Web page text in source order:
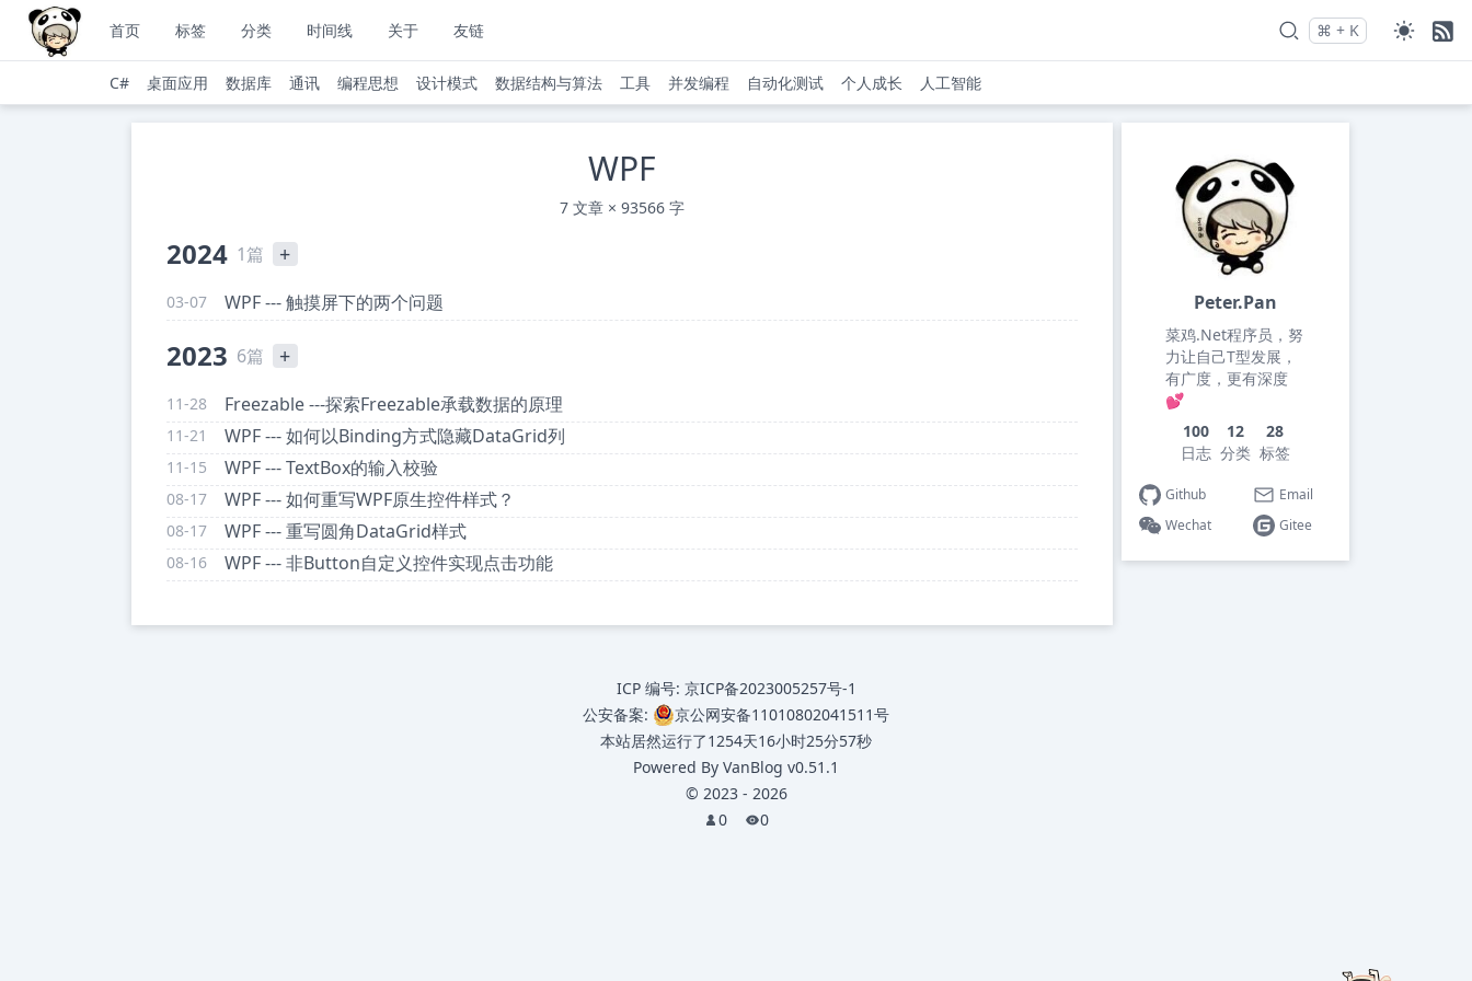
首页 标签 分类 时间线 关于 友链 Press
⌘ +
and K
to search
C# 桌面应用 数据库 通讯 编程思想 设计模式 数据结构与算法 工具 并发编程 自动化测试 个人成长 人工智能
WPF
7 文章 × 93566 字
2024 1篇 +
03-07 WPF --- 触摸屏下的两个问题
2023 6篇 +
11-28 Freezable ---探索Freezable承载数据的原理
11-21 WPF --- 如何以Binding方式隐藏DataGrid列
11-15 WPF --- TextBox的输入校验
08-17 WPF --- 如何重写WPF原生控件样式？
08-17 WPF --- 重写圆角DataGrid样式
08-16 WPF --- 非Button自定义控件实现点击功能
Peter.Pan
菜鸡.Net程序员，努
力让自己T型发展，
有广度，更有深度
💕
100
日志
12
分类
28
标签
Github
Email
Wechat
Gitee
ICP 编号: 京ICP备2023005257号-1
公安备案:
京公网安备11010802041511号
本站居然运行了1254天16小时25分57秒
Powered By VanBlog v0.51.1
© 2023- 2026
0
0